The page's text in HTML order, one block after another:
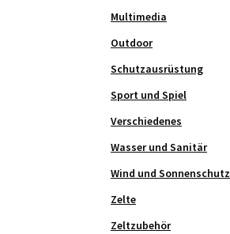
Multimedia
Outdoor
Schutzausrüstung
Sport und Spiel
Verschiedenes
Wasser und Sanitär
Wind und Sonnenschutz
Zelte
Zeltzubehör